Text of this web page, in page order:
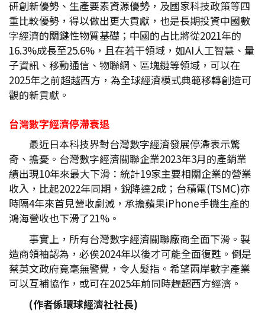
研創新優勢、生產要素資源優勢，及國家科技政策等四
重比較優勢，得以做出更大貢獻，也是長期投資中國數
字經濟的關鍵性物質基礎；中國的占比將從2021年的
16.3%成長至25.6%，且在若干領域，如AI人工智慧、量
子資訊、移動通信、物聯網、區塊鏈等領域，可以在
2025年之前超越西方，為全球經濟模式典範移轉創造可
觀的新貢獻。
台灣數字經濟停滯衰退
最近日本科技界對台灣數字經濟發展停滯表示驚
奇、擔憂。台灣數字經濟關聯企業2023年3月的產銷業
績出現10年來最大下滑：統計19家主要相關企業的營業
收入，比起2022年同期，銳降達2成；台積電(TSMC)亦
時隔4年來首見營收劇減，承擔蘋果iPhone手機生產的
鴻海營收也下滑了21%。
事實上，所有台灣數字經濟關聯廠商全面下滑。製
造商領袖認為，必俟2024年以後才可能全面復甦。倒是
蔡英文政府竟毫無警覺，令人髮指。希望兩岸數字產業
可以互補協作，或可在2025年前同時趕超西方經濟。
(作者係環球經濟社社長)